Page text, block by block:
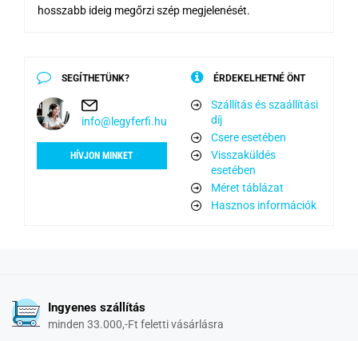
hosszabb ideig megőrzi szép megjelenését.
SEGÍTHETÜNK?
info@legyferfi.hu
HÍVJON MINKET
ÉRDEKELHETNÉ ÖNT
Szállítás és szaállítási
díj
Csere esetében
Visszaküldés
esetében
Méret táblázat
Hasznos információk
Ingyenes szállítás
minden 33.000,-Ft feletti vásárlásra